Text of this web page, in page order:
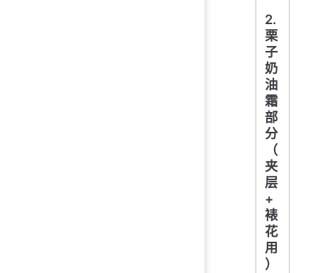
2.
栗
子
奶
油
霜
部
分
（
夹
层
+
裱
花
用
）